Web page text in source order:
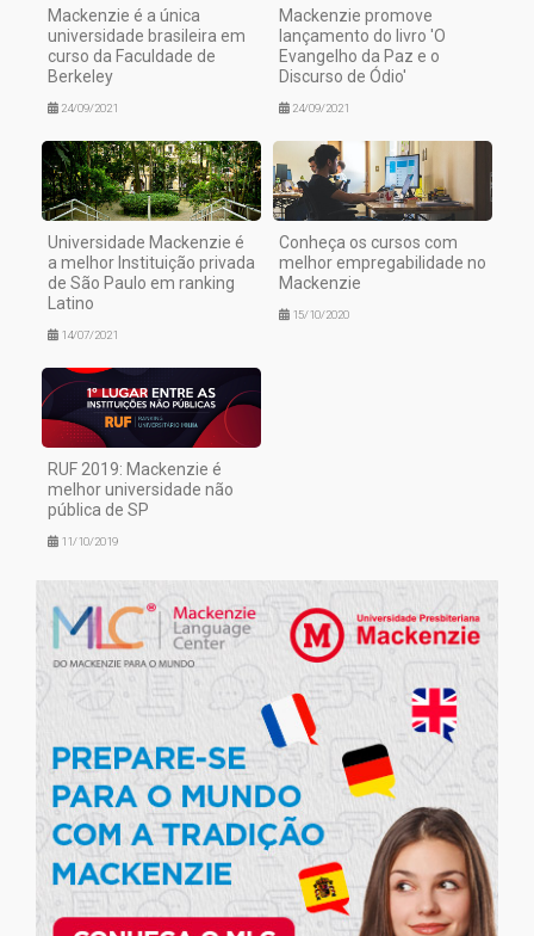
Mackenzie é a única
universidade brasileira em
curso da Faculdade de
Berkeley
24/09/2021
Mackenzie promove
lançamento do livro 'O
Evangelho da Paz e o
Discurso de Ódio'
24/09/2021
Universidade Mackenzie é
a melhor Instituição privada
de São Paulo em ranking
Latino
14/07/2021
Conheça os cursos com
melhor empregabilidade no
Mackenzie
15/10/2020
RUF 2019: Mackenzie é
melhor universidade não
pública de SP
11/10/2019